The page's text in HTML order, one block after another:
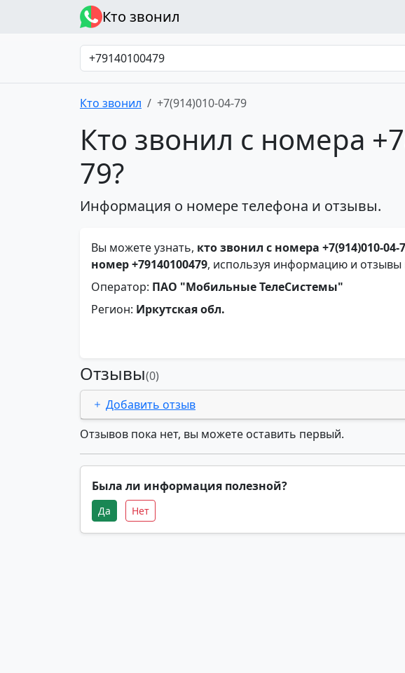
Кто звонил
Кто звонил +7(914)010-04-79
Кто звонил с номера
79?
Информация о номере телефона и отзывы.
Вы можете узнать, кто звонил с номера +7(914)010-04-
номер +79140100479, используя информацию и отзывы
Оператор: ПАО "Мобильные ТелеСистемы"
Регион: Иркутская обл.
Отзывы(0)
Добавить отзыв
Отзывов пока нет, вы можете оставить первый.
Была ли информация полезной?
Да Нет